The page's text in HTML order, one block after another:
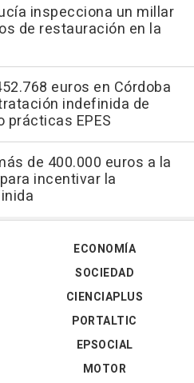
inspecciona un millar
de restauración en la
euros en Córdoba
indefinida de
prácticas EPES
de 400.000 euros a la
incentivar la
ECONOMÍA
SOCIEDAD
CIENCIAPLUS
PORTALTIC
EPSOCIAL
MOTOR